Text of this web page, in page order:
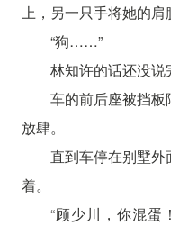
上，另一只手将她的肩
“狗……”
林知许的话还没说
车的前后座被挡
放肆。
直到车停在别墅
着。
“顾少川，你混蛋